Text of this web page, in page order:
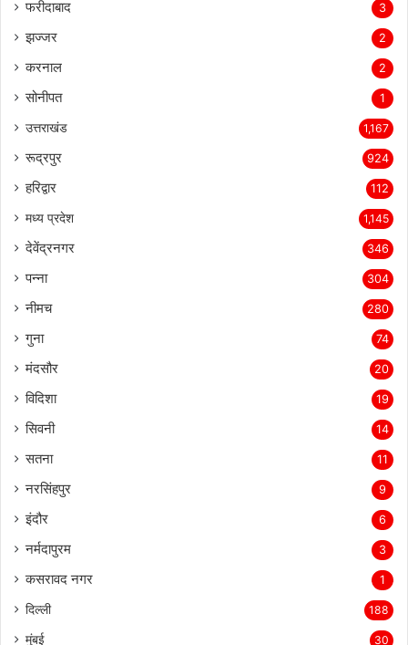
फरीदाबाद 3
झज्जर 2
करनाल 2
सोनीपत 1
उत्तराखंड 1,167
रूद्रपुर 924
हरिद्वार 112
मध्य प्रदेश 1,145
देवेंद्रनगर 346
पन्ना 304
नीमच 280
गुना 74
मंदसौर 20
विदिशा 19
सिवनी 14
सतना 11
नरसिंहपुर 9
इंदौर 6
नर्मदापुरम 3
कसरावद नगर 1
दिल्ली 188
मुंबई 30